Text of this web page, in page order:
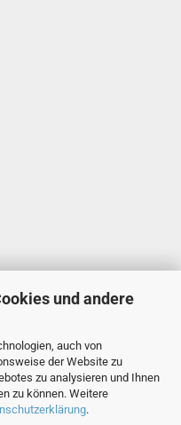
und andere
auch von
der Website zu
zu analysieren und Ihnen
zu können. Weitere
.